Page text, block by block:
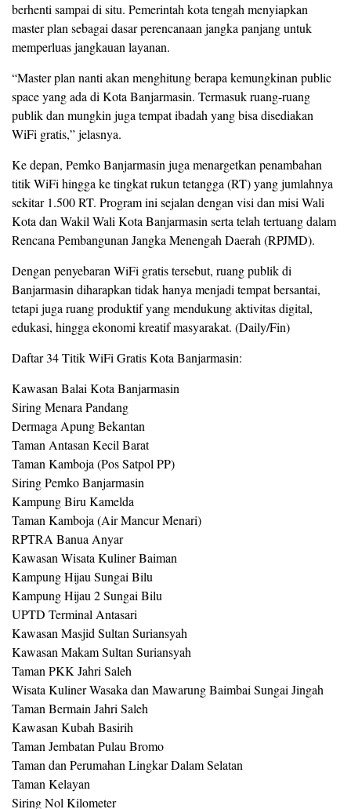
berhenti sampai di situ. Pemerintah kota tengah menyiapkan
master plan sebagai dasar perencanaan jangka panjang untuk
memperluas jangkauan layanan.
“Master plan nanti akan menghitung berapa kemungkinan public
space yang ada di Kota Banjarmasin. Termasuk ruang-ruang
publik dan mungkin juga tempat ibadah yang bisa disediakan
WiFi gratis,” jelasnya.
Ke depan, Pemko Banjarmasin juga menargetkan penambahan
titik WiFi hingga ke tingkat rukun tetangga (RT) yang jumlahnya
sekitar 1.500 RT. Program ini sejalan dengan visi dan misi Wali
Kota dan Wakil Wali Kota Banjarmasin serta telah tertuang dalam
Rencana Pembangunan Jangka Menengah Daerah (RPJMD).
Dengan penyebaran WiFi gratis tersebut, ruang publik di
Banjarmasin diharapkan tidak hanya menjadi tempat bersantai,
tetapi juga ruang produktif yang mendukung aktivitas digital,
edukasi, hingga ekonomi kreatif masyarakat. (Daily/Fin)
Daftar 34 Titik WiFi Gratis Kota Banjarmasin:
Kawasan Balai Kota Banjarmasin
Siring Menara Pandang
Dermaga Apung Bekantan
Taman Antasan Kecil Barat
Taman Kamboja (Pos Satpol PP)
Siring Pemko Banjarmasin
Kampung Biru Kamelda
Taman Kamboja (Air Mancur Menari)
RPTRA Banua Anyar
Kawasan Wisata Kuliner Baiman
Kampung Hijau Sungai Bilu
Kampung Hijau 2 Sungai Bilu
UPTD Terminal Antasari
Kawasan Masjid Sultan Suriansyah
Kawasan Makam Sultan Suriansyah
Taman PKK Jahri Saleh
Wisata Kuliner Wasaka dan Mawarung Baimbai Sungai Jingah
Taman Bermain Jahri Saleh
Kawasan Kubah Basirih
Taman Jembatan Pulau Bromo
Taman dan Perumahan Lingkar Dalam Selatan
Taman Kelayan
Siring Nol Kilometer